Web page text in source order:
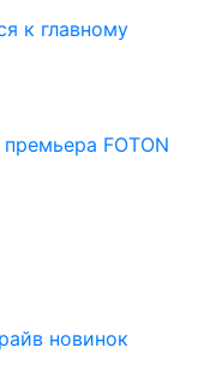
к главному
FOTON
новинок